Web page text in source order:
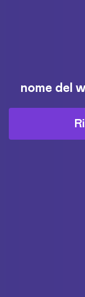
nome del